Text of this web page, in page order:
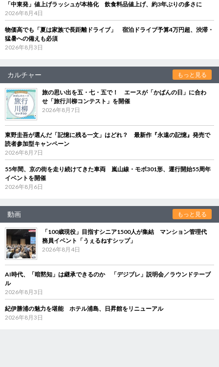
「中東発」値上げラッシュが本格化 飲食料品値上げ、約3年ぶりの多さに
2026年8月4日
物価高でも「夏は家族で長距離ドライブ」 宿泊ドライブ予算4万円超、渋滞・
猛暑への備えも必須
2026年8月3日
カルチャー もっと見る
旅の思い出を五・七・五で！ エースが「かばんの日」に合わ
せ「旅行川柳コンテスト」を開催
2026年8月7日
東野圭吾が選んだ「記憶に残る一文」はどれ？ 最新作『永遠の記憶』発売で
読者参加型キャンペーン
2026年8月7日
55年間、京の街を走り続けてきた車両 嵐山線・モボ301形、運行開始55周年
イベントを開催
2026年8月6日
動画 もっと見る
「100歳現役」目指すシニア1500人が集結 マンション管理代
務員イベント「うぇるねすシップ」
2026年8月4日
AI時代、「暗黙知」は継承できるのか 「デジブレ」説明会／ラウンドテーブ
ル
2026年8月3日
紀伊勝浦の魅力を堪能 ホテル浦島、日昇館をリニューアル
2026年8月3日